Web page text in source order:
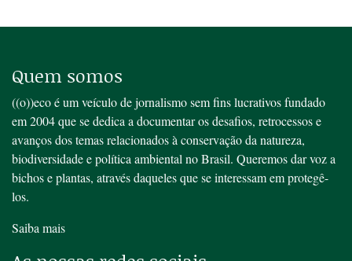
Quem somos
((o))eco é um veículo de jornalismo sem fins lucrativos fundado
em 2004 que se dedica a documentar os desafios, retrocessos e
avanços dos temas relacionados à conservação da natureza,
biodiversidade e política ambiental no Brasil. Queremos dar voz a
bichos e plantas, através daqueles que se interessam em protegê-
los.
Saiba mais